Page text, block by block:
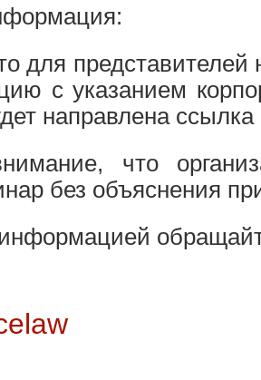
для
с указанием
направлена
что
без объяснения